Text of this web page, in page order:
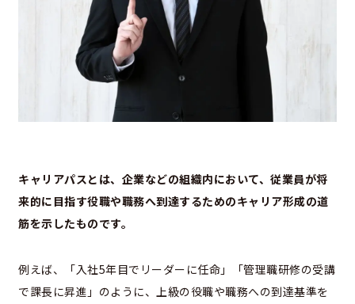
キャリアパスとは、企業などの組織内において、従業員が将
来的に目指す役職や職務へ到達するためのキャリア形成の道
筋を示したものです。
例えば、「入社5年目でリーダーに任命」「管理職研修の受講
で課長に昇進」のように、上級の役職や職務への到達基準を